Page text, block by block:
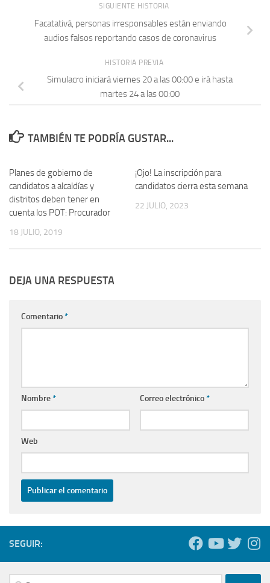
SIGUIENTE HISTORIA
Facatativá, personas irresponsables están enviando
audios falsos reportando casos de coronavirus
HISTORIA PREVIA
Simulacro iniciará viernes 20 a las 00:00 e irá hasta
martes 24 a las 00:00
TAMBIÉN TE PODRÍA GUSTAR...
Planes de gobierno de
candidatos a alcaldías y
distritos deben tener en
cuenta los POT: Procurador
18 JULIO, 2019
¡Ojo! La inscripción para
candidatos cierra esta semana
22 JULIO, 2023
DEJA UNA RESPUESTA
Comentario*
Nombre* Correo electrónico*
Web
SEGUIR:
Buscar: